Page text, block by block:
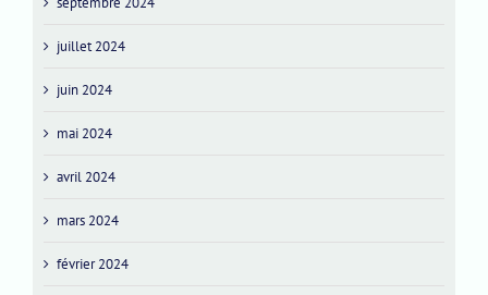
juillet 2024
juin 2024
mai 2024
avril 2024
mars 2024
février 2024